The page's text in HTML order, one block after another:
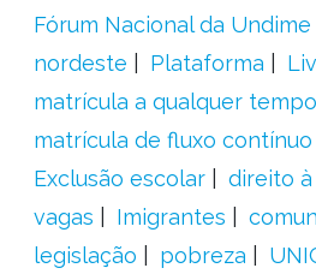
Fórum Nacional da Undime
nordeste
Plataforma
matrícula a qualquer tempo
matrícula de fluxo contínuo
Exclusão escolar
direito
vagas
Imigrantes
legislação
pobreza